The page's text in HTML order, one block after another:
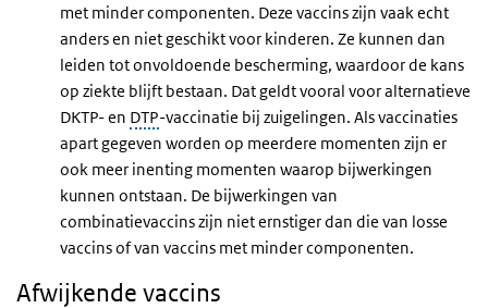
met minder componenten. Deze vaccins zijn vaak echt
anders en niet geschikt voor kinderen. Ze kunnen dan
leiden tot onvoldoende bescherming, waardoor de kans
op ziekte blijft bestaan. Dat geldt vooral voor alternatieve
DKTP- en DTP-vaccinatie bij zuigelingen. Als vaccinaties
apart gegeven worden op meerdere momenten zijn er
ook meer inenting momenten waarop bijwerkingen
kunnen ontstaan. De bijwerkingen van
combinatievaccins zijn niet ernstiger dan die van losse
vaccins of van vaccins met minder componenten.
Afwijkende vaccins